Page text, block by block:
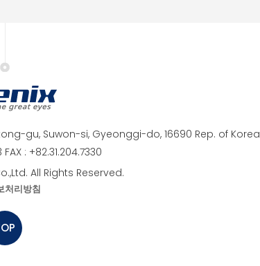
gu, Suwon-si, Gyeonggi-do, 16690 Rep. of Korea
FAX : +82.31.204.7330
All Rights Reserved.
처리방침